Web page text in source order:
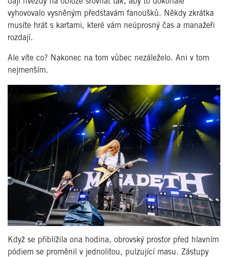
vyhovovalo vysněným představám fanoušků. Někdy zkrátka
musíte hrát s kartami, které vám neúprosný čas a manažeři
rozdají.
Ale víte co? Nakonec na tom vůbec nezáleželo. Ani v tom
nejmenším.
Když se přiblížila ona hodina, obrovský prostor před hlavním
pódiem se proměnil v jednolitou, pulzující masu. Zástupy